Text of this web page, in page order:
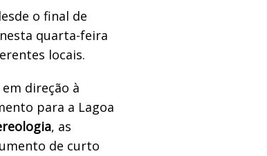
o final de
quarta-feira
locais.
direção à
para a Lagoa
, as
de curto